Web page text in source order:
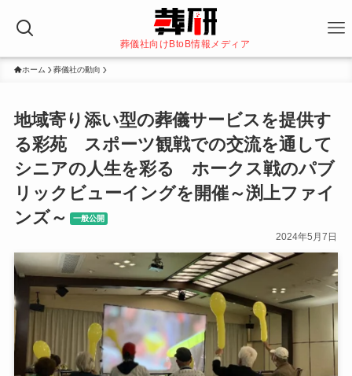
葬儀社向けBtoB情報メディア
ホーム 葬儀社の動向
地域寄り添い型の葬儀サービスを提供す
る彩苑 スポーツ観戦での交流を通して
シニアの人生を彩る ホークス戦のパブ
リックビューイングを開催～渕上ファイ
ンズ～
一般公開
2024年5月7日